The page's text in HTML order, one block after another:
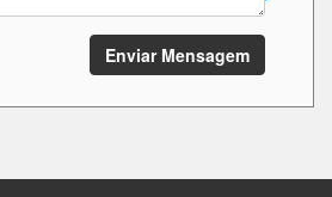
Enviar Mensagem